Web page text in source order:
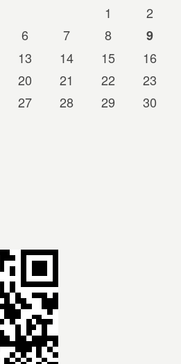
1
2
6 7 8
9
13 14 15
16
20 21 22
23
27 28 29
30